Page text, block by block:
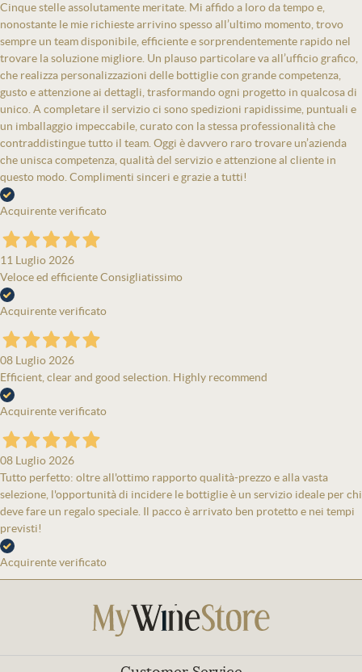
Cinque stelle assolutamente meritate. Mi affido a loro da tempo e,
nonostante le mie richieste arrivino spesso all’ultimo momento, trovo
sempre un team disponibile, efficiente e sorprendentemente rapido nel
trovare la soluzione migliore. Un plauso particolare va all’ufficio grafico,
che realizza personalizzazioni delle bottiglie con grande competenza,
gusto e attenzione ai dettagli, trasformando ogni progetto in qualcosa di
unico. A completare il servizio ci sono spedizioni rapidissime, puntuali e
un imballaggio impeccabile, curato con la stessa professionalità che
contraddistingue tutto il team. Oggi è davvero raro trovare un’azienda
che unisca competenza, qualità del servizio e attenzione al cliente in
questo modo. Complimenti sinceri e grazie a tutti!
Acquirente verificato
11 Luglio 2026
Veloce ed efficiente Consigliatissimo
Acquirente verificato
08 Luglio 2026
Efficient, clear and good selection. Highly recommend
Acquirente verificato
08 Luglio 2026
Tutto perfetto: oltre all'ottimo rapporto qualità-prezzo e alla vasta
selezione, l'opportunità di incidere le bottiglie è un servizio ideale per chi
deve fare un regalo speciale. Il pacco è arrivato ben protetto e nei tempi
previsti!
Acquirente verificato